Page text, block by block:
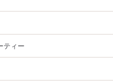
ティー